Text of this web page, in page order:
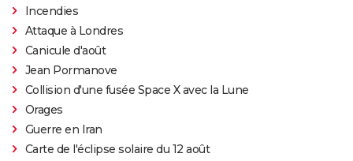
Incendies
Attaque à Londres
Canicule d'août
Jean Pormanove
Collision d'une fusée Space X avec la Lune
Orages
Guerre en Iran
Carte de l'éclipse solaire du 12 août